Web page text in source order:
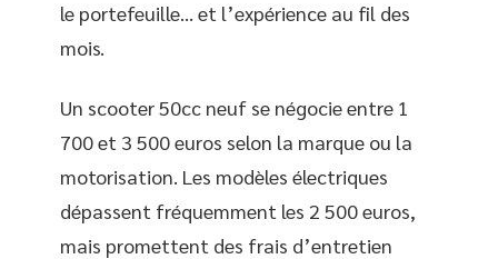
le portefeuille… et l’expérience au fil des
mois.
Un scooter 50cc neuf se négocie entre 1
700 et 3 500 euros selon la marque ou la
motorisation. Les modèles électriques
dépassent fréquemment les 2 500 euros,
mais promettent des frais d’entretien